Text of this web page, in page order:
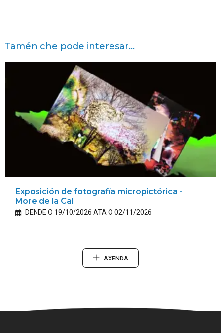
Tamén che pode interesar...
Exposición de fotografía micropictórica -
More de la Cal
DENDE O 19/10/2026 ATA O 02/11/2026
AXENDA